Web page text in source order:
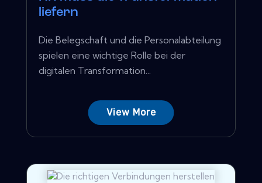
liefern
Die Belegschaft und die Personalabteilung
spielen eine wichtige Rolle bei der
digitalen Transformation...
View More